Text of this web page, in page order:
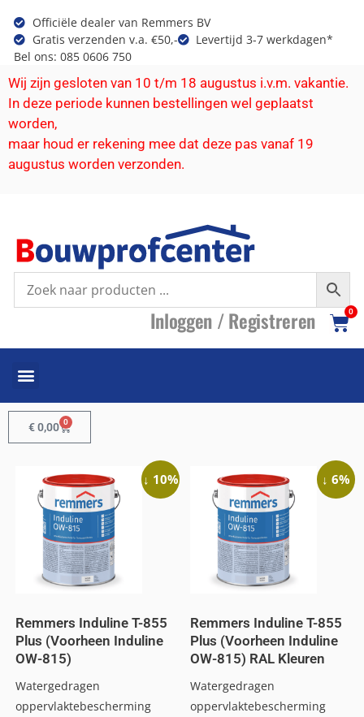
Officiële dealer van Remmers BV
Gratis verzenden v.a. €50,-
Levertijd 3-7 werkdagen*
Bel ons: 085 0606 750
Wij zijn gesloten van 10 t/m 18 augustus i.v.m. vakantie.
In deze periode kunnen bestellingen wel geplaatst
worden,
maar houd er rekening mee dat deze pas vanaf 19
augustus worden verzonden.
Inloggen /Registreren 0
€0,00 0
↓ 10%
Remmers Induline T-855
Plus (Voorheen Induline
OW-815)
Watergedragen
oppervlaktebescherming
↓ 6%
Remmers Induline T-855
Plus (Voorheen Induline
OW-815) RAL Kleuren
Watergedragen
oppervlaktebescherming